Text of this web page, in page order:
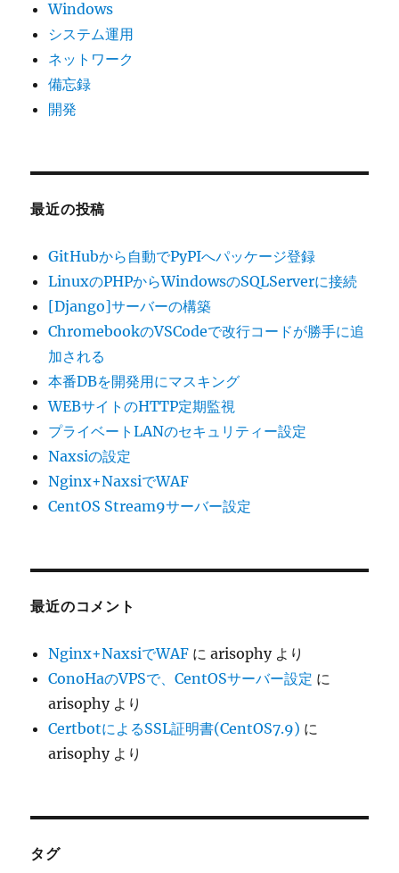
Windows
システム運用
ネットワーク
備忘録
開発
最近の投稿
GitHubから自動でPyPIへパッケージ登録
LinuxのPHPからWindowsのSQLServerに接続
[Django]サーバーの構築
ChromebookのVSCodeで改行コードが勝手に追
加される
本番DBを開発用にマスキング
WEBサイトのHTTP定期監視
プライベートLANのセキュリティー設定
Naxsiの設定
Nginx+NaxsiでWAF
CentOS Stream9サーバー設定
最近のコメント
Nginx+NaxsiでWAF にarisophyより
ConoHaのVPSで、CentOSサーバー設定 に
arisophyより
CertbotによるSSL証明書(CentOS7.9) に
arisophyより
タグ